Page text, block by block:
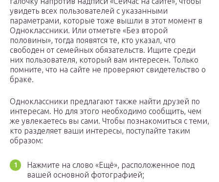
увидеть всех пользователей с указанными
параметрами, которые тоже вышли в этот момент в
Одноклассники. Или отметьте «Без второй
половины», тогда появятся те, кто указал, что
свободен от семейных обязательств. Ищите среди
них пользователя, который вам интересен. Только
помните, что на сайте не проверяют свидетельство о
браке.
Одноклассники предлагают также найти друзей по
интересам. Но для этого необходимо сообщить, чем
же увлекаетесь вы сами. Чтобы познакомиться с теми,
кто разделяет ваши интересы, поступайте таким
образом:
Нажмите на слово «Ещё», расположенное под
вашей основной фотографией;